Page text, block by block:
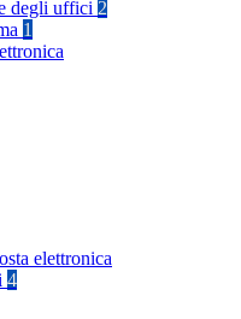
degli uffici 2
1
elettronica
4